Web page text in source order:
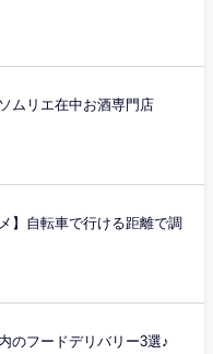
ムリエ在中お酒専門店
】自転車で行ける距離で調
のフードデリバリー3選♪